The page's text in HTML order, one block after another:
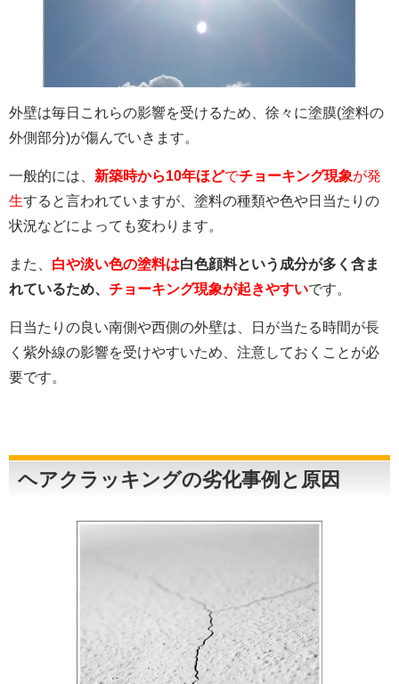
外壁は毎日これらの影響を受けるため、徐々に塗膜(塗料の
外側部分)が傷んでいきます。
一般的には、 新築時から10年ほどでチョーキング現象が発
生すると言われていますが、塗料の種類や色や日当たりの
状況などによっても変わります。
また、 白や淡い色の塗料は白色顔料という成分が多く含ま
れているため、 チョーキング現象が起きやすいです。
日当たりの良い南側や西側の外壁は、日が当たる時間が長
く紫外線の影響を受けやすいため、注意しておくことが必
要です。
ヘアクラッキングの劣化事例と原因